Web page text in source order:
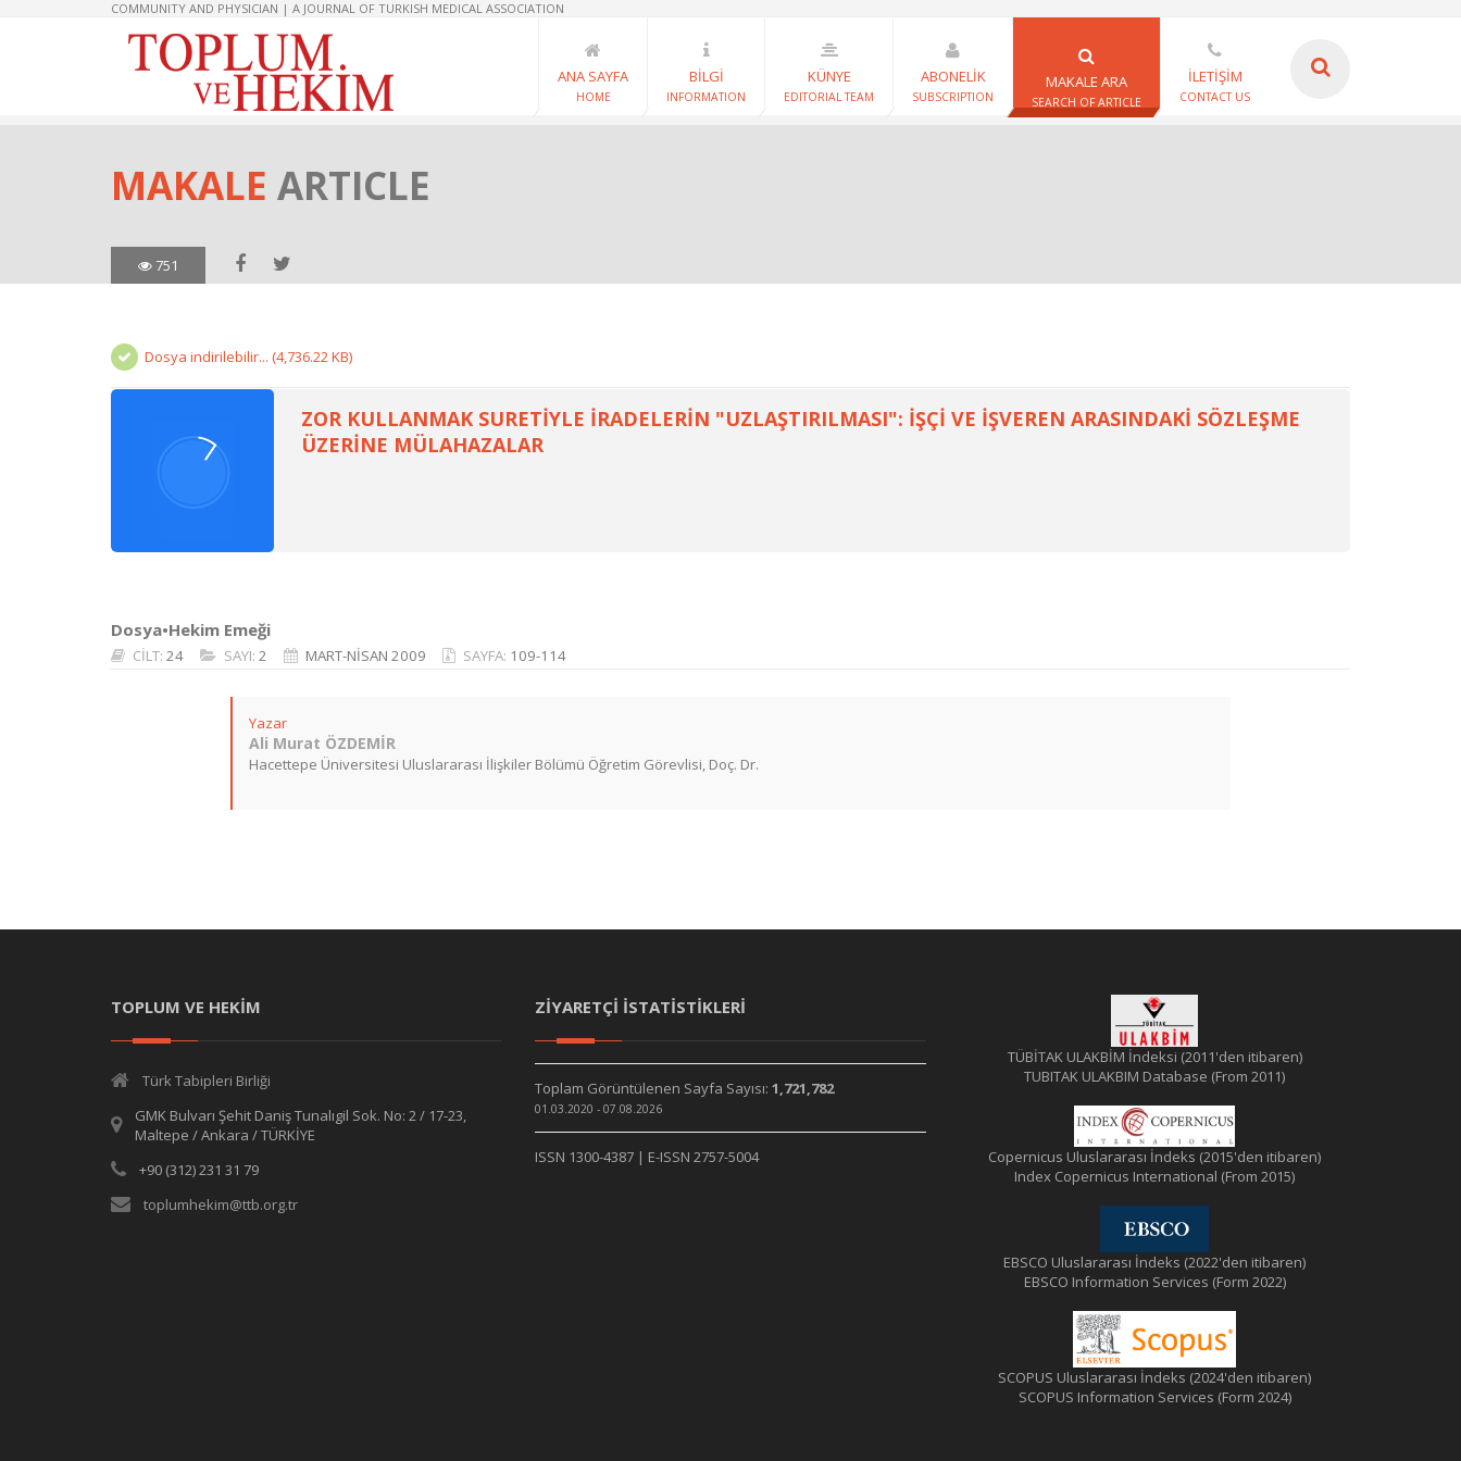
COMMUNITY AND PHYSICIAN | A JOURNAL OF TURKISH MEDICAL ASSOCIATION
ANA SAYFA
HOME
BİLGİ
INFORMATION
KÜNYE
EDITORIAL TEAM
ABONELİK
SUBSCRIPTION
MAKALE ARA
SEARCH OF ARTICLE
İLETİŞİM
CONTACT US
MAKALE ARTICLE
751
Dosya indirilebilir... (4,736.22 KB)
ZOR KULLANMAK SURETİYLE İRADELERİN "UZLAŞTIRILMASI": İŞÇİ VE İŞVEREN ARASINDAKİ SÖZLEŞME
ÜZERİNE MÜLAHAZALAR
Dosya•Hekim Emeği
CİLT: 24 SAYI: 2 MART-NİSAN 2009 SAYFA: 109-114
Yazar
Ali Murat ÖZDEMİR
Hacettepe Üniversitesi Uluslararası İlişkiler Bölümü Öğretim Görevlisi, Doç. Dr.
TOPLUM VE HEKİM
Türk Tabipleri Birliği
GMK Bulvarı Şehit Daniş Tunalıgil Sok. No: 2 / 17-23,
Maltepe / Ankara / TÜRKİYE
+90 (312) 231 31 79
toplumhekim@ttb.org.tr
ZİYARETÇİ İSTATİSTİKLERİ
Toplam Görüntülenen Sayfa Sayısı: 1,721,782
01.03.2020 - 07.08.2026
ISSN 1300-4387 | E-ISSN 2757-5004
TÜBİTAK ULAKBİM İndeksi (2011'den itibaren)
TUBITAK ULAKBIM Database (From 2011)
Copernicus Uluslararası İndeks (2015'den itibaren)
Index Copernicus International (From 2015)
EBSCO Uluslararası İndeks (2022'den itibaren)
EBSCO Information Services (Form 2022)
SCOPUS Uluslararası İndeks (2024'den itibaren)
SCOPUS Information Services (Form 2024)